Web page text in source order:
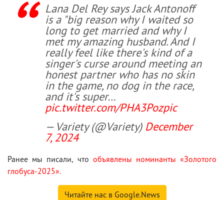
Lana Del Rey says Jack Antonoff
is a "big reason why I waited so
long to get married and why I
met my amazing husband. And I
really feel like there's kind of a
singer's curse around meeting an
honest partner who has no skin
in the game, no dog in the race,
and it's super…
pic.twitter.com/PHA3Pozpic
— Variety (@Variety) December
7, 2024
Ранее мы писали, что объявлены номинанты «Золотого
глобуса-2025».
Читайте нас в Google.News